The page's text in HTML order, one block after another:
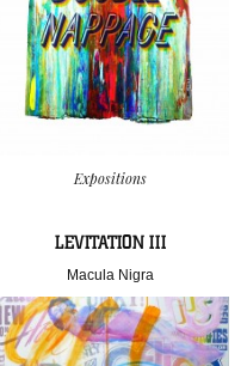
Expositions
LEVITATION III
Macula Nigra